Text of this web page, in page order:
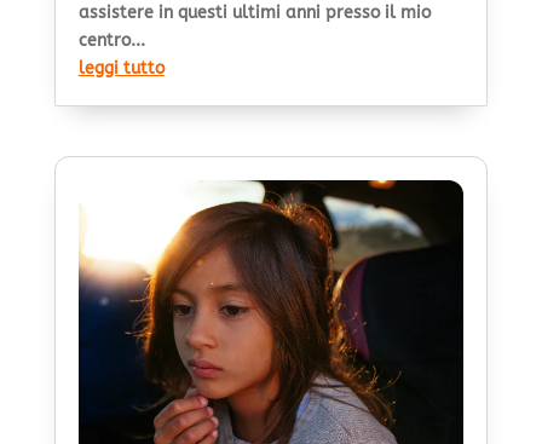
assistere in questi ultimi anni presso il mio
centro...
leggi tutto